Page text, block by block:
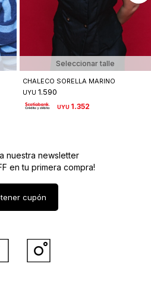
Seleccionar talle
CHALECO SORELLA MARINO
UYU 1.590
UYU 1.352
nuestra newsletter
en tu primera compra!
cupón
